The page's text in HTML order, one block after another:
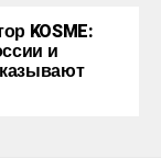
KOSME:
и